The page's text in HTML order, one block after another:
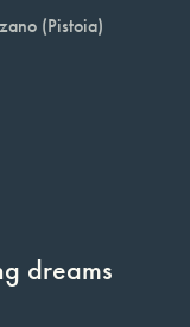
(Pistoia)
dreams